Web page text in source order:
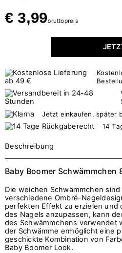
€ 3,99bruttopreis
Jetzt einkaufen, später
14
Beschreibung
Baby Boomer Schwämmchen
Die weichen Schwämmchen
verschiedene Ombré-
perfekten Effekt zu erzielen und
des Nagels anzupassen, kann
des Schwämmchens verwendet
der Schwämme ermöglicht eine
geschickte Kombination von
Baby Boomer Look.